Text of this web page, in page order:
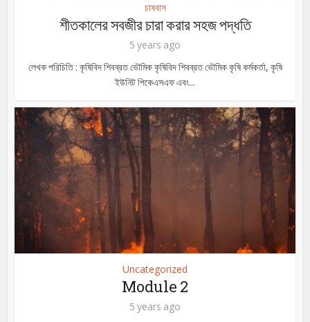
চাষবাস
শীতকালের সবজীর চারা করার সহজ পদ্ধতি
5 years ago
লেখক পরিচিতি : কৃষিবিদ শিবব্রত ভৌমিক কৃষিবিদ শিবব্রত ভৌমিক কৃষি কর্মকর্তা, কৃষি
ইউনিট পিকেএসএফ এবং...
Uncategorized
Module 2
5 years ago